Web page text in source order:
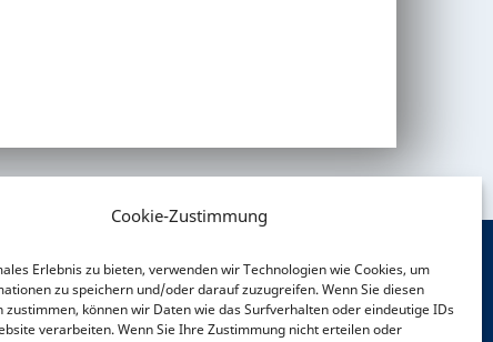
Cookie-Zustimmung
Erlebnis zu bieten, verwenden wir Technologien wie Cookies, um
zu speichern und/oder darauf zuzugreifen. Wenn Sie diesen
zustimmen, können wir Daten wie das Surfverhalten oder eindeutige IDs
verarbeiten. Wenn Sie Ihre Zustimmung nicht erteilen oder
MEDIA